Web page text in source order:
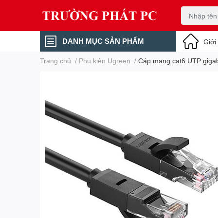
DANH MỤC SẢN PHẨM Giới
Trang chủ / Phụ kiện Ugreen / Cáp mạng cat6 UTP